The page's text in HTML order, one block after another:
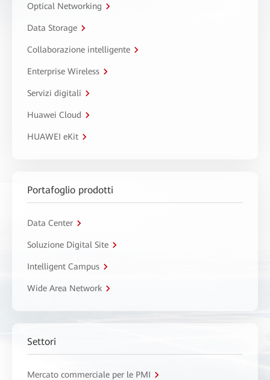
Optical Networking
Data Storage
Collaborazione intelligente
Enterprise Wireless
Servizi digitali
Huawei Cloud
HUAWEI eKit
Portafoglio prodotti
Data Center
Soluzione Digital Site
Intelligent Campus
Wide Area Network
Settori
Mercato commerciale per le PMI